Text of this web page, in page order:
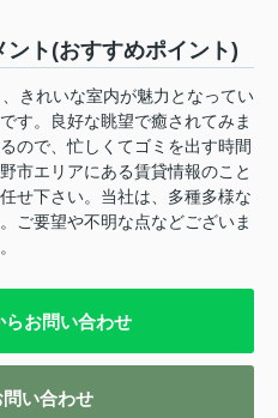
ト(おすすめポイント)
きれいな室内が魅力となってい
す。良好な眺望で癒されてみま
ので、忙しくてゴミを出す時間
市エリアにある賃貸情報のこと
せ下さい。当社は、多種多様な
ご要望や不明な点などございま
らお問い合わせ
問い合わせ